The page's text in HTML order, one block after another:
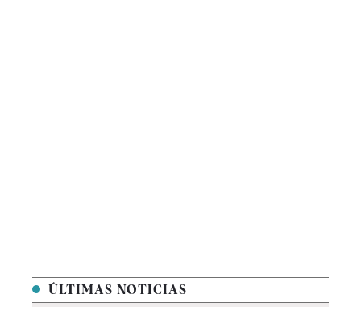
ÚLTIMAS NOTICIAS